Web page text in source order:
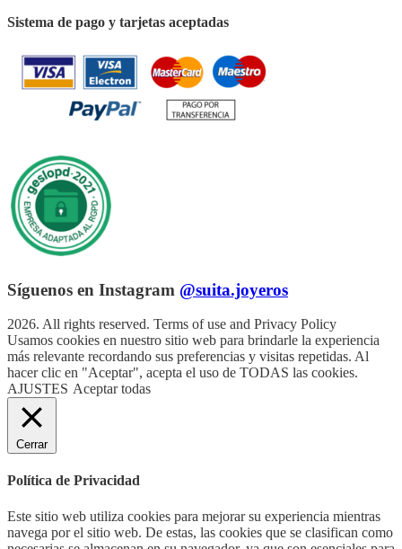
Sistema de pago y tarjetas aceptadas
Síguenos en Instagram @suita.joyeros
2026. All rights reserved. Terms of use and Privacy Policy
Usamos cookies en nuestro sitio web para brindarle la experiencia
más relevante recordando sus preferencias y visitas repetidas. Al
hacer clic en "Aceptar", acepta el uso de TODAS las cookies.
AJUSTES Aceptar todas
Cerrar
Política de Privacidad
Este sitio web utiliza cookies para mejorar su experiencia mientras
navega por el sitio web. De estas, las cookies que se clasifican como